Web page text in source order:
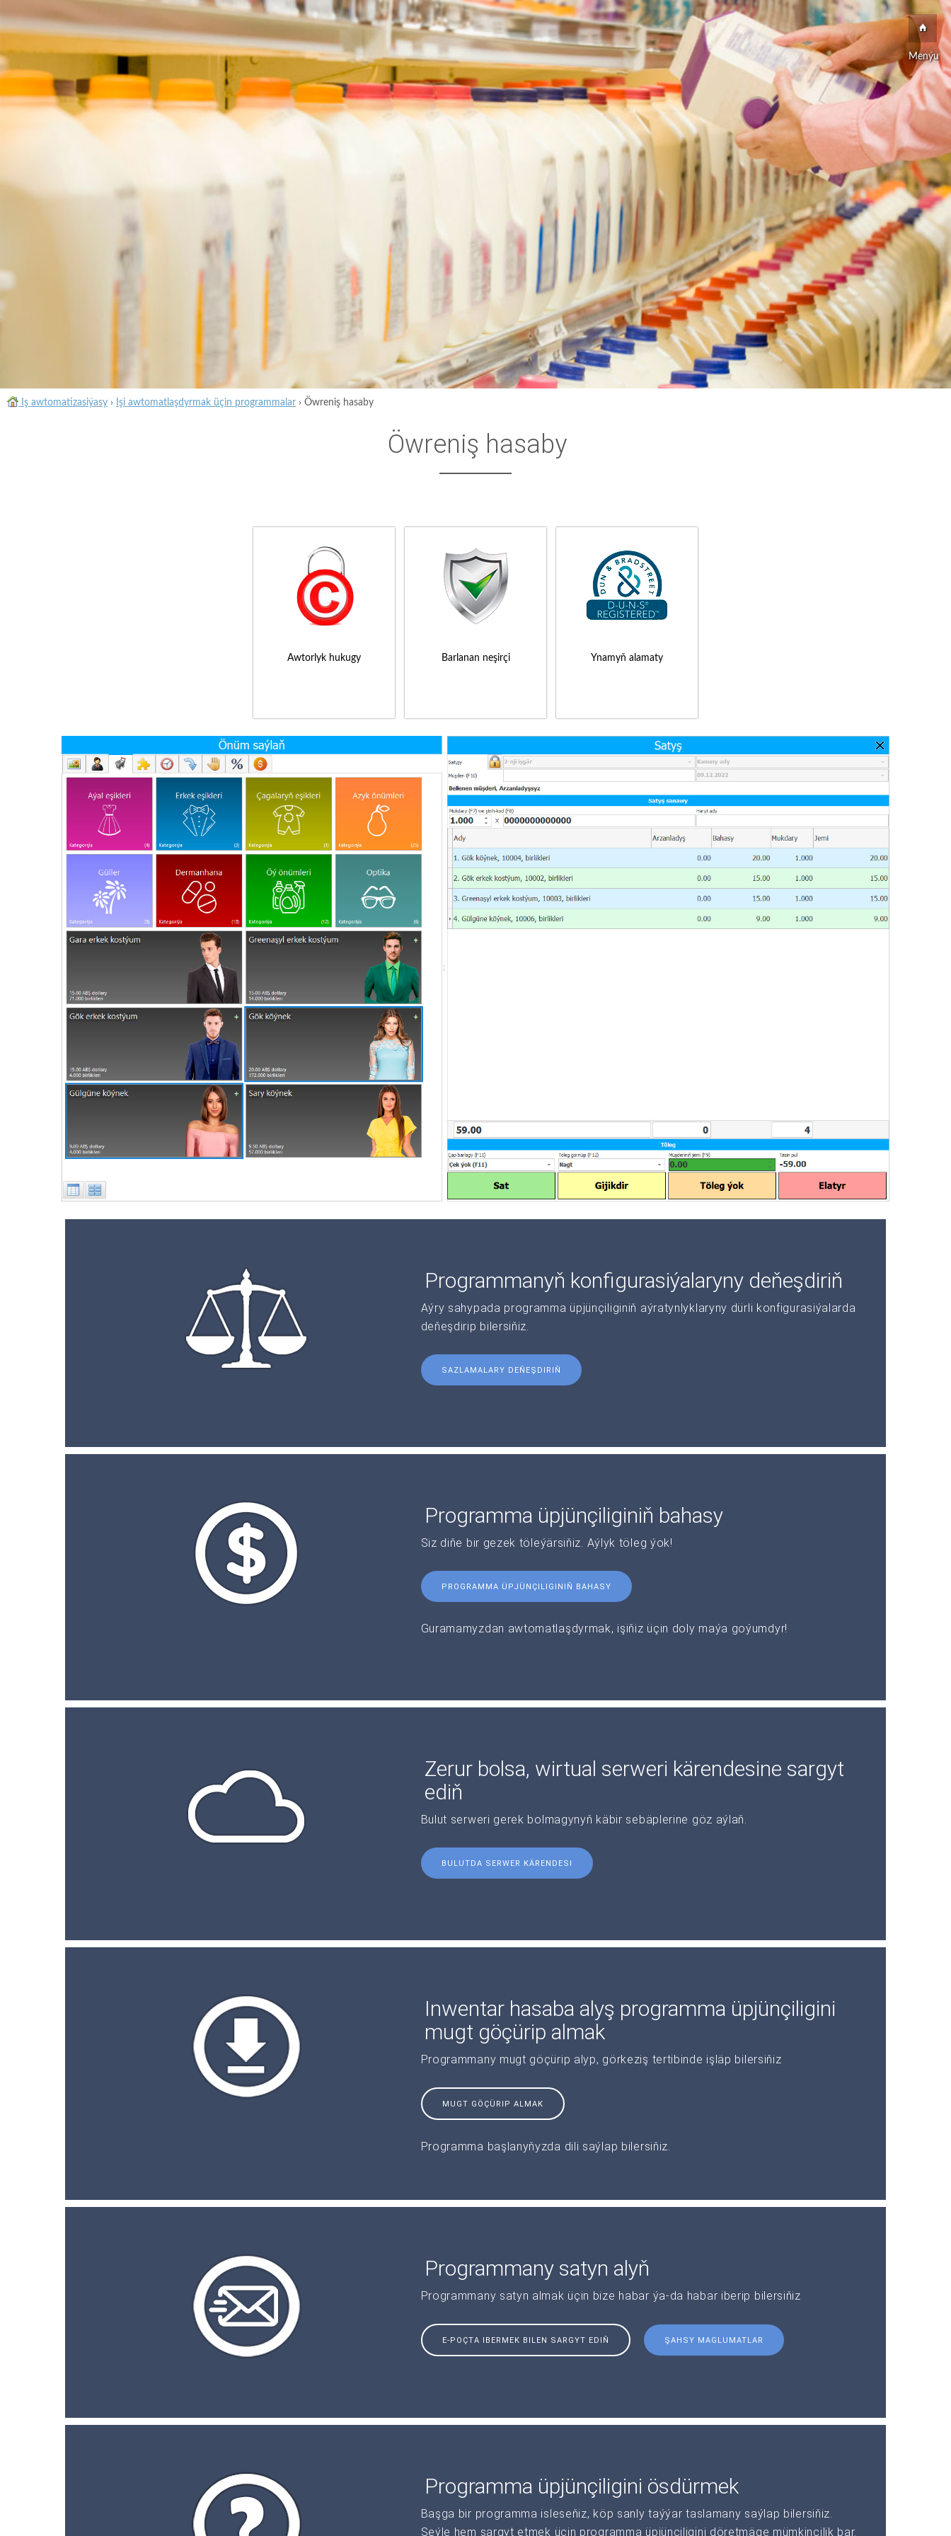
Menýu
Iş awtomatizasiýasy › Işi awtomatlaşdyrmak üçin programmalar › Öwreniş hasaby
Öwreniş hasaby
Awtorlyk hukugy Barlanan neşirçi Ynamyň alamaty
Programmanyň konfigurasiýalaryny deňeşdiriň
Aýry sahypada programma üpjünçiliginiň aýratynlyklaryny dürli konfigurasiýalarda
deňeşdirip bilersiňiz.
SAZLAMALARY DEŇEŞDIRIŇ
Programma üpjünçiliginiň bahasy
Siz diňe bir gezek töleýärsiňiz. Aýlyk töleg ýok!
PROGRAMMA ÜPJÜNÇILIGINIŇ BAHASY
Guramamyzdan awtomatlaşdyrmak, işiňiz üçin doly maýa goýumdyr!
Zerur bolsa, wirtual serweri kärendesine sargyt
ediň
Bulut serweri gerek bolmagynyň käbir sebäplerine göz aýlaň.
BULUTDA SERWER KÄRENDESI
Inwentar hasaba alyş programma üpjünçiligini
mugt göçürip almak
Programmany mugt göçürip alyp, görkeziş tertibinde işläp bilersiňiz
MUGT GÖÇÜRIP ALMAK
Programma başlanyňyzda dili saýlap bilersiňiz.
Programmany satyn alyň
Programmany satyn almak üçin bize habar ýa-da habar iberip bilersiňiz
E-POÇTA IBERMEK BILEN SARGYT EDIŇ ŞAHSY MAGLUMATLAR
Programma üpjünçiligini ösdürmek
Başga bir programma isleseňiz, köp sanly taýýar taslamany saýlap bilersiňiz.
Şeýle hem sargyt etmek üçin programma üpjünçiligini döretmäge mümkinçilik bar.